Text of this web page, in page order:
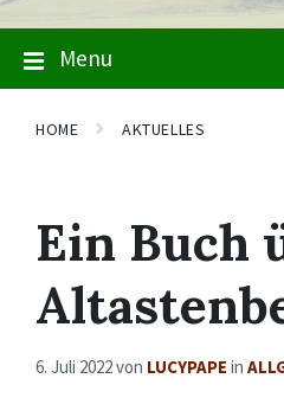
Menu
HOME AKTUELLES
Ein Buch
6. Juli 2022von LUCYPAPE in